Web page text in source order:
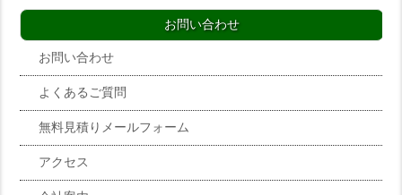
お問い合わせ
お問い合わせ
よくあるご質問
無料見積りメールフォーム
アクセス